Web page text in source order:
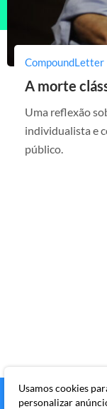
CompoundLetter
A morte
Uma reflexão
individualista e
público.
Usamos cookies
personalizar